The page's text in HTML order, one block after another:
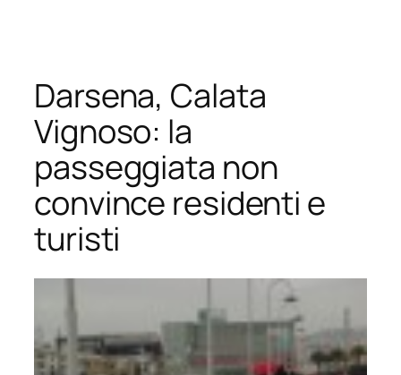
contenuto
Darsena, Calata
Vignoso: la
passeggiata non
convince residenti e
turisti